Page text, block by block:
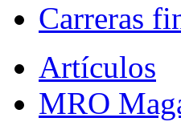
Carreras
Artículos
MRO